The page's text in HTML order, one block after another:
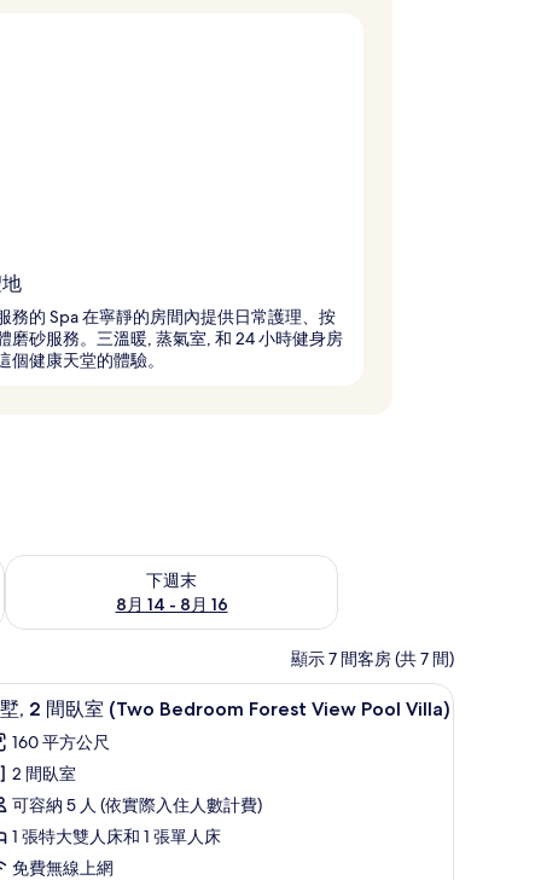
務的 Spa 在寧靜的房間內提供日常護理、按
磨砂服務。三溫暖, 蒸氣室, 和 24 小時健身房
個健康天堂的體驗。
下週末
8月 14 - 8月 16
查看下週末 (8月 14 - 8月 16) 的供應情況
顯示 7 間客房 (共 7 間)
簾 別墅, 2 間臥室 (Two Bedroom Forest View
7 , 2 間臥室 (Two Bedroom Forest View Pool Villa)
160 平方公尺
2 間臥室
可容納 5 人 (依實際入住人數計費)
1 張特大雙人床和 1 張單人床
免費無線上網